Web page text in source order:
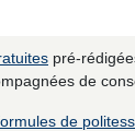
pré-
de
de